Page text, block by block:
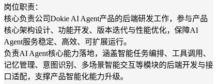
岗位职责：
核心负责公司Dokie AI Agent产品的后端研发工作，参与产品
核心架构设计、功能开发、版本迭代与性能优化，保障AI
Agent服务稳定、高效、可扩展运行。
负责AI Agent核心能力落地，涵盖智能任务编排、工具调用、
记忆管理、意图识别、多场景智能交互等模块的后端开发与接
口适配，支撑产品智能化能力升级。